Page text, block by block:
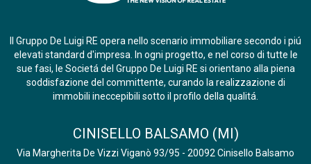
Il Gruppo De Luigi RE opera nello scenario immobiliare secondo i piú
elevati standard d'impresa. In ogni progetto, e nel corso di tutte le
sue fasi, le Societá del Gruppo De Luigi RE si orientano alla piena
soddisfazione del committente, curando la realizzazione di
immobili ineccepibili sotto il profilo della qualitá.
CINISELLO BALSAMO (MI)
Via Margherita De Vizzi Viganò 93/95 - 20092 Cinisello Balsamo